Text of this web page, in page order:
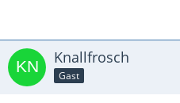
Knallfrosch
Gast